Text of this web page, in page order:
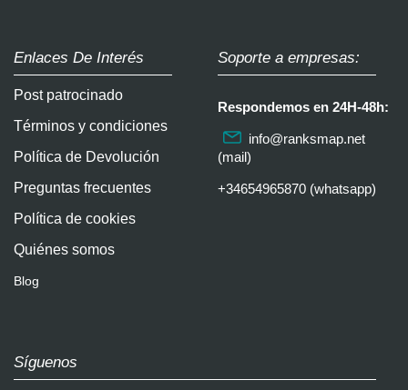
Enlaces De Interés
Post patrocinado
Términos y condiciones
Política de Devolución
Preguntas frecuentes
Política de cookies
Quiénes somos
Blog
Soporte a empresas:
Respondemos en 24H-48h:
info@ranksmap.net
(mail)
+34654965870 (whatsapp)
Síguenos